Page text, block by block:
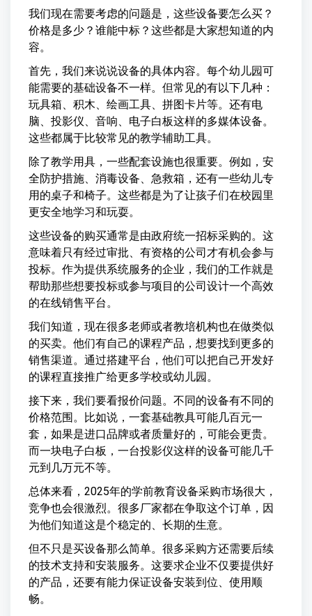
我们现在需要考虑的问题是，这些设备要怎么买？
价格是多少？谁能中标？这些都是大家想知道的内
容。
首先，我们来说说设备的具体内容。每个幼儿园可
能需要的基础设备不一样。但常见的有以下几种：
玩具箱、积木、绘画工具、拼图卡片等。还有电
脑、投影仪、音响、电子白板这样的多媒体设备。
这些都属于比较常见的教学辅助工具。
除了教学用具，一些配套设施也很重要。例如，安
全防护措施、消毒设备、急救箱，还有一些幼儿专
用的桌子和椅子。这些都是为了让孩子们在校园里
更安全地学习和玩耍。
这些设备的购买通常是由政府统一招标采购的。这
意味着只有经过审批、有资格的公司才有机会参与
投标。作为提供系统服务的企业，我们的工作就是
帮助那些想要投标或参与项目的公司设计一个高效
的在线销售平台。
我们知道，现在很多老师或者教培机构也在做类似
的买卖。他们有自己的课程产品，想要找到更多的
销售渠道。通过搭建平台，他们可以把自己开发好
的课程直接推广给更多学校或幼儿园。
接下来，我们要看报价问题。不同的设备有不同的
价格范围。比如说，一套基础教具可能几百元一
套，如果是进口品牌或者质量好的，可能会更贵。
而一块电子白板，一台投影仪这样的设备可能几千
元到几万元不等。
总体来看，2025年的学前教育设备采购市场很大，
竞争也会很激烈。很多厂家都在争取这个订单，因
为他们知道这是个稳定的、长期的生意。
但不只是买设备那么简单。很多采购方还需要后续
的技术支持和安装服务。这要求企业不仅要提供好
的产品，还要有能力保证设备安装到位、使用顺
畅。